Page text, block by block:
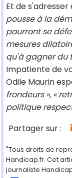
Et de s'adresser
pousse à la
pourront se
mesures
qu'à gagner du
Impatiente de
Odile Maurin
frondeurs », «
politique
Partager sur :
"Tous droits de
Handicap.fr. Cet
journaliste